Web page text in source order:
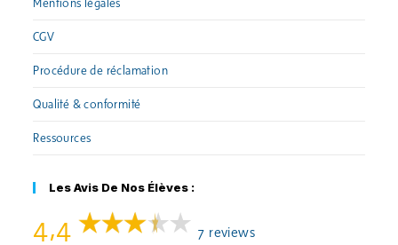
Mentions légales
CGV
Procédure de réclamation
Qualité & conformité
Ressources
Les Avis De Nos Élèves :
4,4 7 reviews